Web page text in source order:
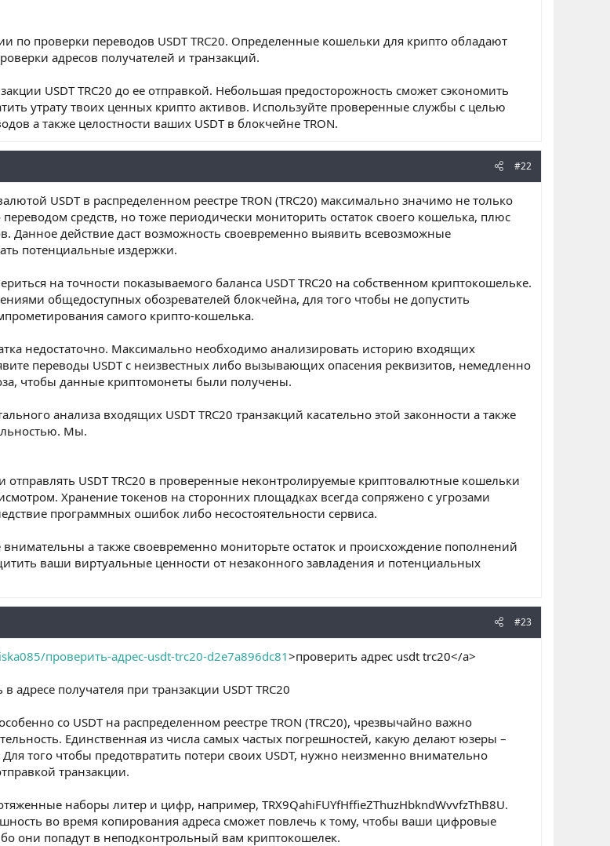
по проверки переводов USDT TRC20. Определенные кошельки для крипто обладают
адресов получателей и транзакций.
USDT TRC20 до ее отправкой. Небольшая предосторожность сможет сэкономить
утрату твоих ценных крипто активов. Используйте проверенные службы с целью
а также целостности ваших USDT в блокчейне TRON.
#22
USDT в распределенном реестре TRON (TRC20) максимально значимо не только
средств, но тоже периодически мониторить остаток своего кошелька, плюс
Данное действие даст возможность своевременно выявить всевозможные
потенциальные издержки.
на точности показываемого баланса USDT TRC20 на собственном криптокошельке.
общедоступных обозревателей блокчейна, для того чтобы не допустить
самого крипто-кошелька.
недостаточно. Максимально необходимо анализировать историю входящих
переводы USDT с неизвестных либо вызывающих опасения реквизитов, немедленно
чтобы данные криптомонеты были получены.
анализа входящих USDT TRC20 транзакций касательно этой законности а также
Мы.
USDT TRC20 в проверенные неконтролируемые криптовалютные кошельки
Хранение токенов на сторонних площадках всегда сопряжено с угрозами
программных ошибок либо несостоятельности сервиса.
а также своевременно мониторьте остаток и происхождение пополнений
ваши виртуальные ценности от незаконного завладения и потенциальных
#23
проверить-адрес-usdt-trc20-d2e7a896dc81>проверить адрес usdt trc20</a>
адресе получателя при транзакции USDT TRC20
со USDT на распределенном реестре TRON (TRC20), чрезвычайно важно
Единственная из числа самых частых погрешностей, какую делают юзеры –
того чтобы предотвратить потери своих USDT, нужно неизменно внимательно
транзакции.
наборы литер и цифр, например, TRX9QahiFUYfHffieZThuzHbkndWvvfzThB8U.
во время копирования адреса сможет повлечь к тому, чтобы ваши цифровые
они попадут в неподконтрольный вам криптокошелек.